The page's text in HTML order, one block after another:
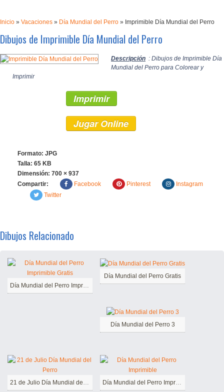
Inicio » Vacaciones » Día Mundial del Perro » Imprimible Día Mundial del Perro
Dibujos de Imprimible Día Mundial del Perro
Descripción : Dibujos de Imprimible Día
Mundial del Perro para Colorear y
Imprimir
Imprimir
Jugar Online
Formato: JPG
Talla: 65 KB
Dimensión: 700 × 937
Compartir:
Facebook Pinterest
Instagram
Twitter
Dibujos Relacionado
Día Mundial del Perro Imprimible Gratis
Día Mundial del Perro Gratis
Día Mundial del Perro 3